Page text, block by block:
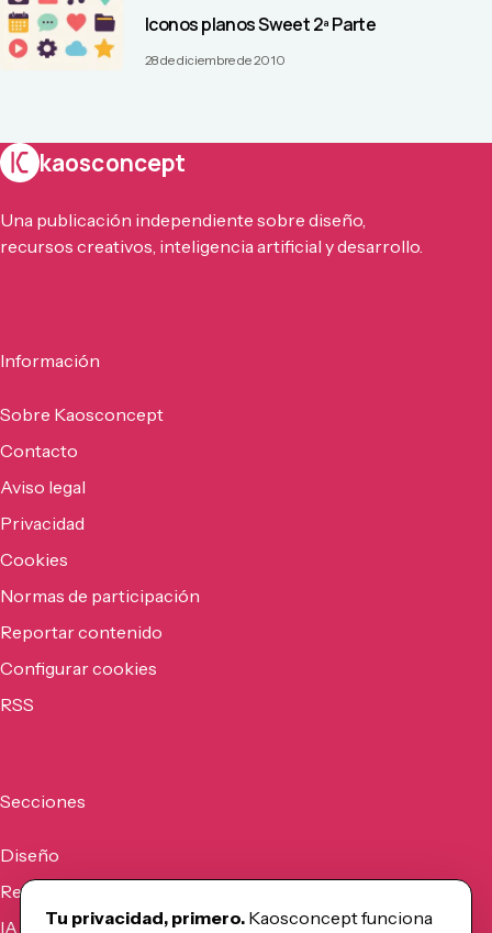
Iconos planos Sweet 2ª Parte
28 de diciembre de 2010
kaosconcept
Una publicación independiente sobre diseño,
recursos creativos, inteligencia artificial y desarrollo.
Información
Sobre Kaosconcept
Contacto
Aviso legal
Privacidad
Cookies
Normas de participación
Reportar contenido
Configurar cookies
RSS
Secciones
Diseño
Recursos
IA
Tu privacidad, primero. Kaosconcept funciona